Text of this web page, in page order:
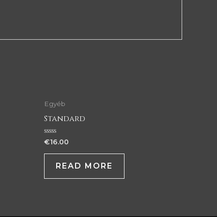
Egyéb
Standard
Rated
0
out
€16.00
READ MORE